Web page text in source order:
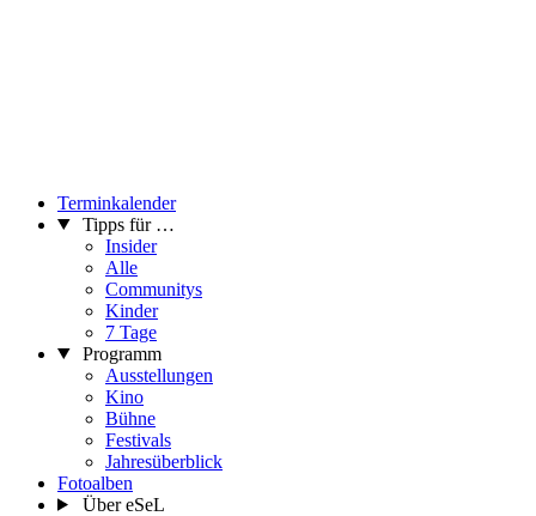
Terminkalender
Tipps für …
Insider
Alle
Communitys
Kinder
7 Tage
Programm
Ausstellungen
Kino
Bühne
Festivals
Jahresüberblick
Fotoalben
Über eSeL